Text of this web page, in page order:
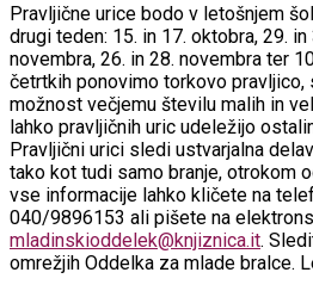
Pravljične urice bodo v letošnjem
drugi teden: 15. in 17. oktobra, 29.
novembra, 26. in 28. novembra ter
četrtkih ponovimo torkovo pravljico,
možnost večjemu številu malih in
lahko pravljičnih uric udeležijo
Pravljični urici sledi ustvarjalna
tako kot tudi samo branje, otrokom
vse informacije lahko kličete na
040/9896153 ali pišete na
mladinskioddelek@knjiznica.it.
omrežjih Oddelka za mlade bralce.